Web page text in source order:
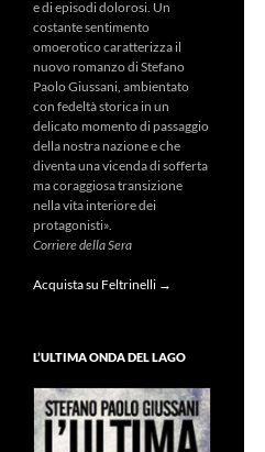
e di episodi dolorosi. Un
costante sentimento
omoerotico caratterizza il
nuovo romanzo di Stefano
Paolo Giussani, ambientato
con fedeltà storica in un
delicato momento di passaggio
della nostra nazione e che
diventa una vicenda di sofferta
ma coraggiosa transizione
nella vita interiore dei
protagonisti».
Corriere della Sera
Acquista su Feltrinelli →
L’ULTIMA ONDA DEL LAGO